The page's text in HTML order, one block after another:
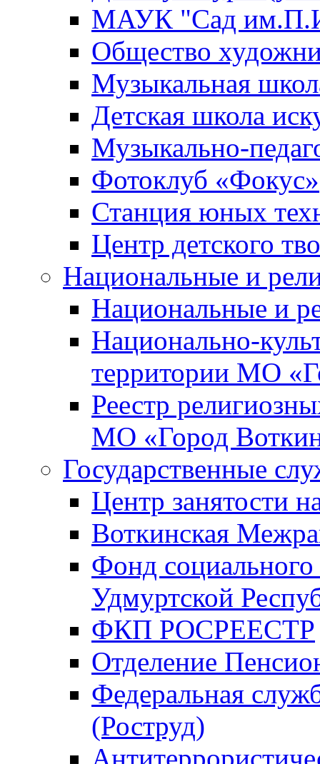
МАУК "Сад
Общество
Музыкальная
Детская школа
Музыкально-
Фотоклуб «Фокус»
Станция юных
Центр детского
Национальные и
Национальные и
Национально-
территории МО
Реестр
МО «Город
Государственные
Центр занятости
Воткинская
Фонд
Удмуртской
ФКП РОСРЕЕСТР
Отделение
Федеральная
(Роструд)